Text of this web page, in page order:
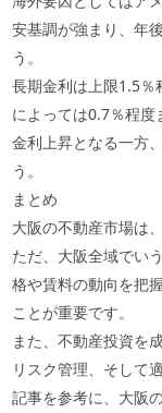
安基調が強まり、年
う。
長期金利は上限1.5％
によっては0.7％程
金利上昇となる一方
う。
まとめ
大阪の不動産市場は
ただ、大阪全域でい
格や賃料の動向を把
ことが重要です。
また、不動産投資を
リスク管理、そして
記事を参考に、大阪